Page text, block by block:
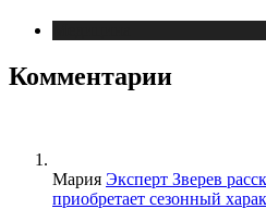
Комментарии
Мария Эксперт Зверев
приобретает сезонный